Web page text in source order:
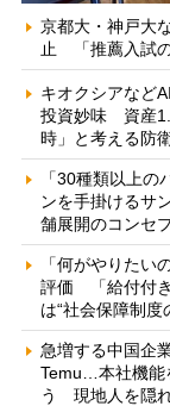
京都大・神戸大
止 「推薦入試
キオクシアなど
投資妙味 資産
時」と考える防
「30種類以上
ンを手掛けるサ
舗展開のコンセ
「何がやりたい
評価 「給付付
は“社会保障制度
急増する中国企
Temu…本社機能
う 現地人を隠